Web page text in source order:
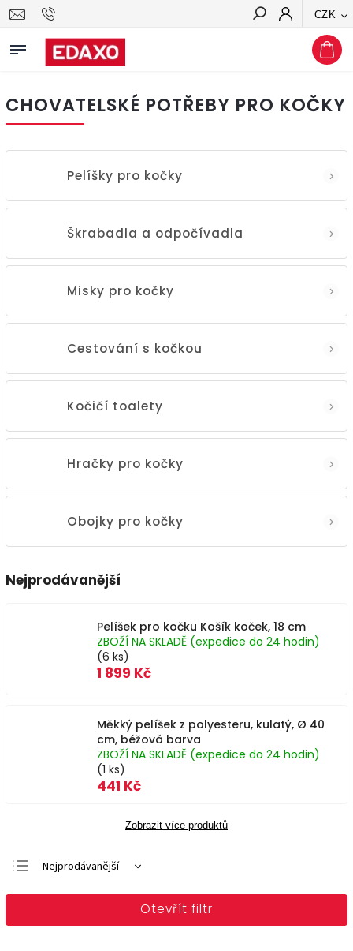
CZK
Hledat
CHOVATELSKÉ POTŘEBY PRO KOČKY
Pelíšky pro kočky
Škrabadla a odpočívadla
Misky pro kočky
Cestování s kočkou
Kočičí toalety
Hračky pro kočky
Obojky pro kočky
Nejprodávanější
Pelíšek pro kočku Košík koček, 18 cm
ZBOŽÍ NA SKLADĚ (expedice do 24 hodin)
(6 ks)
1 899 Kč
Měkký pelíšek z polyesteru, kulatý, Ø 40
cm, béžová barva
ZBOŽÍ NA SKLADĚ (expedice do 24 hodin)
(1 ks)
441 Kč
Zobrazit více produktů
Doporučujeme
Nejprodávanější
Otevřít filtr